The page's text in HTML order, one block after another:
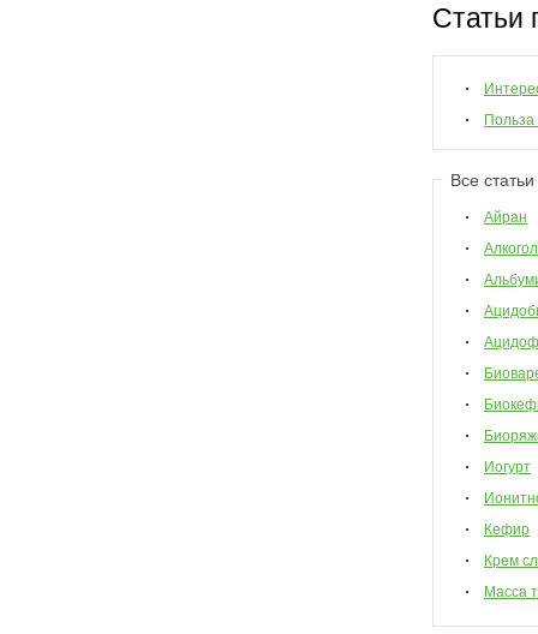
Статьи
Польза
Все
Айран
Иогурт
Кефир
Крем
Масса